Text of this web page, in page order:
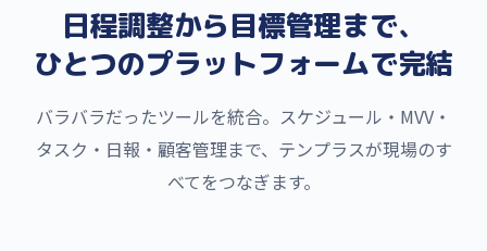
日程調整から目標管理まで、
ひとつのプラットフォームで完結
バラバラだったツールを統合。スケジュール・MVV・
タスク・日報・顧客管理まで、テンプラスが現場のす
べてをつなぎます。